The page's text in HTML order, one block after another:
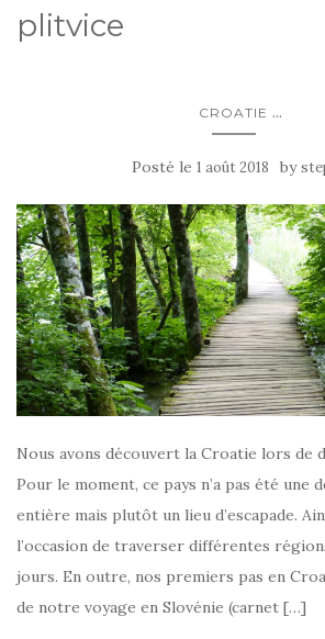
plitvice
CROATIE ...
Posté le 1 août 2018 by
Nous avons découvert la Croatie lors de
Pour le moment, ce pays n’a pas été une
entière mais plutôt un lieu d’escapade.
l’occasion de traverser différentes
jours. En outre, nos premiers pas en
de notre voyage en Slovénie (carnet […]